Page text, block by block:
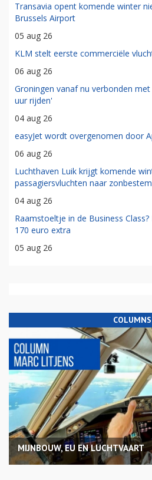
Transavia opent komende winter
Brussels Airport
05 aug 26
KLM stelt eerste commerciële
06 aug 26
Groningen vanaf nu verbonden
uur rijden'
04 aug 26
easyJet wordt overgenomen door
06 aug 26
Luchthaven Luik krijgt komende
passagiersvluchten naar
04 aug 26
Raamstoeltje in de Business
170 euro extra
05 aug 26
COLUMNS
MIJNBOUW, EU EN LUCHTVAART